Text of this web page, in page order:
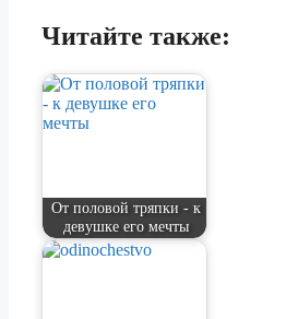
Читайте также:
От половой тряпки - к
девушке его мечты